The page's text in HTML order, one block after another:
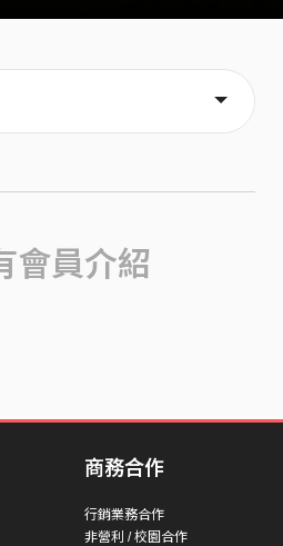
會員介紹
商務合作
行銷業務合作
非營利 / 校園合作